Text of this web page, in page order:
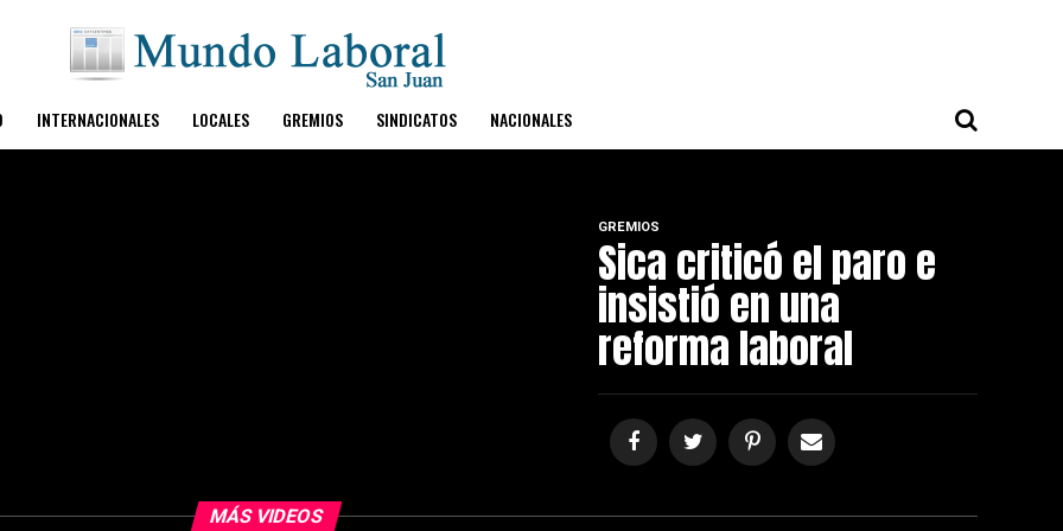
INTERNACIONALES LOCALES GREMIOS SINDICATOS NACIONALES
GREMIOS
Sica criticó el paro e
insistió en una
reforma laboral
MÁS VIDEOS